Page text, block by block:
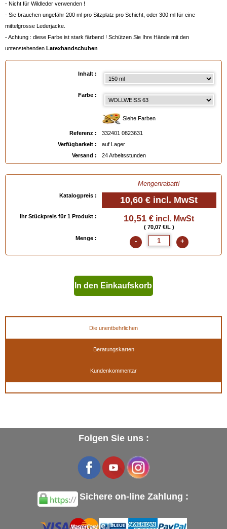
- Nicht für Wildleder verwenden !
- Sie brauchen ungefähr 200 ml pro Sitzplatz pro Schicht, oder 300 ml für eine
mittelgrosse Lederjacke.
- Achtung : diese Farbe ist stark färbend ! Schützen Sie Ihre Hände mit den
untenstehenden Latexhandschuhen
- Auch für Kunstleder und PVC geeignet.
- Für die Farbauswahl bitte auf die untenstehende Farbpalette klicken, oder das
bestellen, siehe unten.
Inhalt :
Farbe :
Siehe Farben
Referenz :
332401 0823631
Verfügbarkeit :
auf Lager
Versand :
24 Arbeitsstunden
Mengenrabatt!
Katalogpreis : 10,60 € incl. MwSt
Ihr Stückpreis für 1 Produkt : 10,51 € incl. MwSt
( 70,07 €/L )
Menge :
- +
In den Einkaufskorb
Die unentbehrlichen
Beratungskarten
Kundenkommentar
Folgen Sie uns :
Sichere on-line Zahlung :